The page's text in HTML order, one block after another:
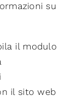
su
il modulo
il sito web